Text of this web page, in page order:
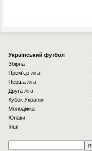
Українcький футбол
Збірна
Прем'єр-ліга
Перша ліга
Друга ліга
Кубок України
Молодіжка
Юнаки
Інші